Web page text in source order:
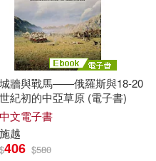
城牆與戰馬——俄羅斯與18-20
世紀初的中亞草原 (電子書)
中文電子書
施越
$406 $580